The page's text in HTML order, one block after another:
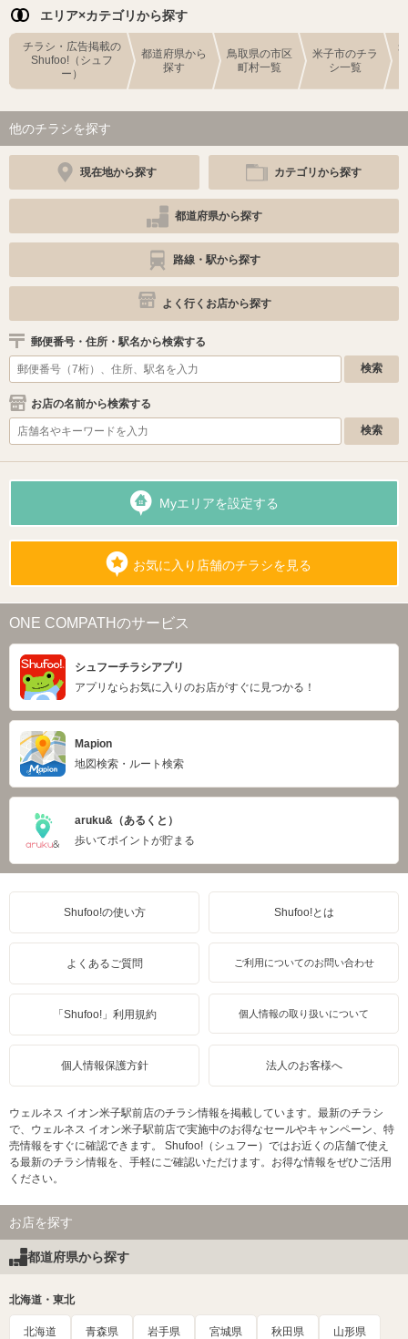
エリア×カテゴリから探す
チラシ・広告掲載の
Shufoo!（シュフ
ー）
都道府県から
探す
鳥取県の市区
町村一覧
米子市のチラ
シ一覧
他のチラシを探す
現在地から探す カテゴリから探す
都道府県から探す
路線・駅から探す
よく行くお店から探す
郵便番号・住所・駅名から検索する
お店の名前から検索する
Myエリアを設定する
お気に入り店舗のチラシを見る
ONE COMPATHのサービス
シュフーチラシアプリ
アプリならお気に入りのお店がすぐに見つかる！
Mapion
地図検索・ルート検索
aruku&（あるくと）
歩いてポイントが貯まる
Shufoo!の使い方 Shufoo!とは
よくあるご質問 ご利用についてのお問い合わせ
「Shufoo!」利用規約 個人情報の取り扱いについて
個人情報保護方針 法人のお客様へ
ウェルネス イオン米子駅前店のチラシ情報を掲載しています。最新のチラシ
で、ウェルネス イオン米子駅前店で実施中のお得なセールやキャンペーン、特
売情報をすぐに確認できます。 Shufoo!（シュフー）ではお近くの店舗で使え
る最新のチラシ情報を、手軽にご確認いただけます。お得な情報をぜひご活用
ください。
お店を探す
都道府県から探す
北海道・東北
北海道 青森県 岩手県 宮城県 秋田県 山形県